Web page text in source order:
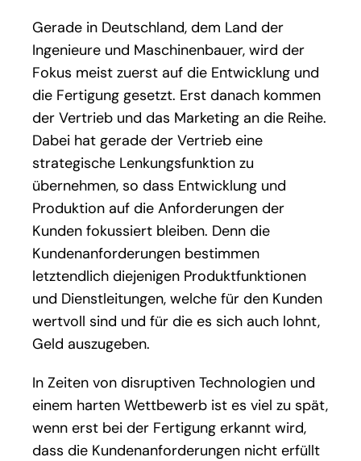
Gerade in Deutschland, dem Land der
Ingenieure und Maschinenbauer, wird der
Fokus meist zuerst auf die Entwicklung und
die Fertigung gesetzt. Erst danach kommen
der Vertrieb und das Marketing an die Reihe.
Dabei hat gerade der Vertrieb eine
strategische Lenkungsfunktion zu
übernehmen, so dass Entwicklung und
Produktion auf die Anforderungen der
Kunden fokussiert bleiben. Denn die
Kundenanforderungen bestimmen
letztendlich diejenigen Produktfunktionen
und Dienstleitungen, welche für den Kunden
wertvoll sind und für die es sich auch lohnt,
Geld auszugeben.
In Zeiten von disruptiven Technologien und
einem harten Wettbewerb ist es viel zu spät,
wenn erst bei der Fertigung erkannt wird,
dass die Kundenanforderungen nicht erfüllt